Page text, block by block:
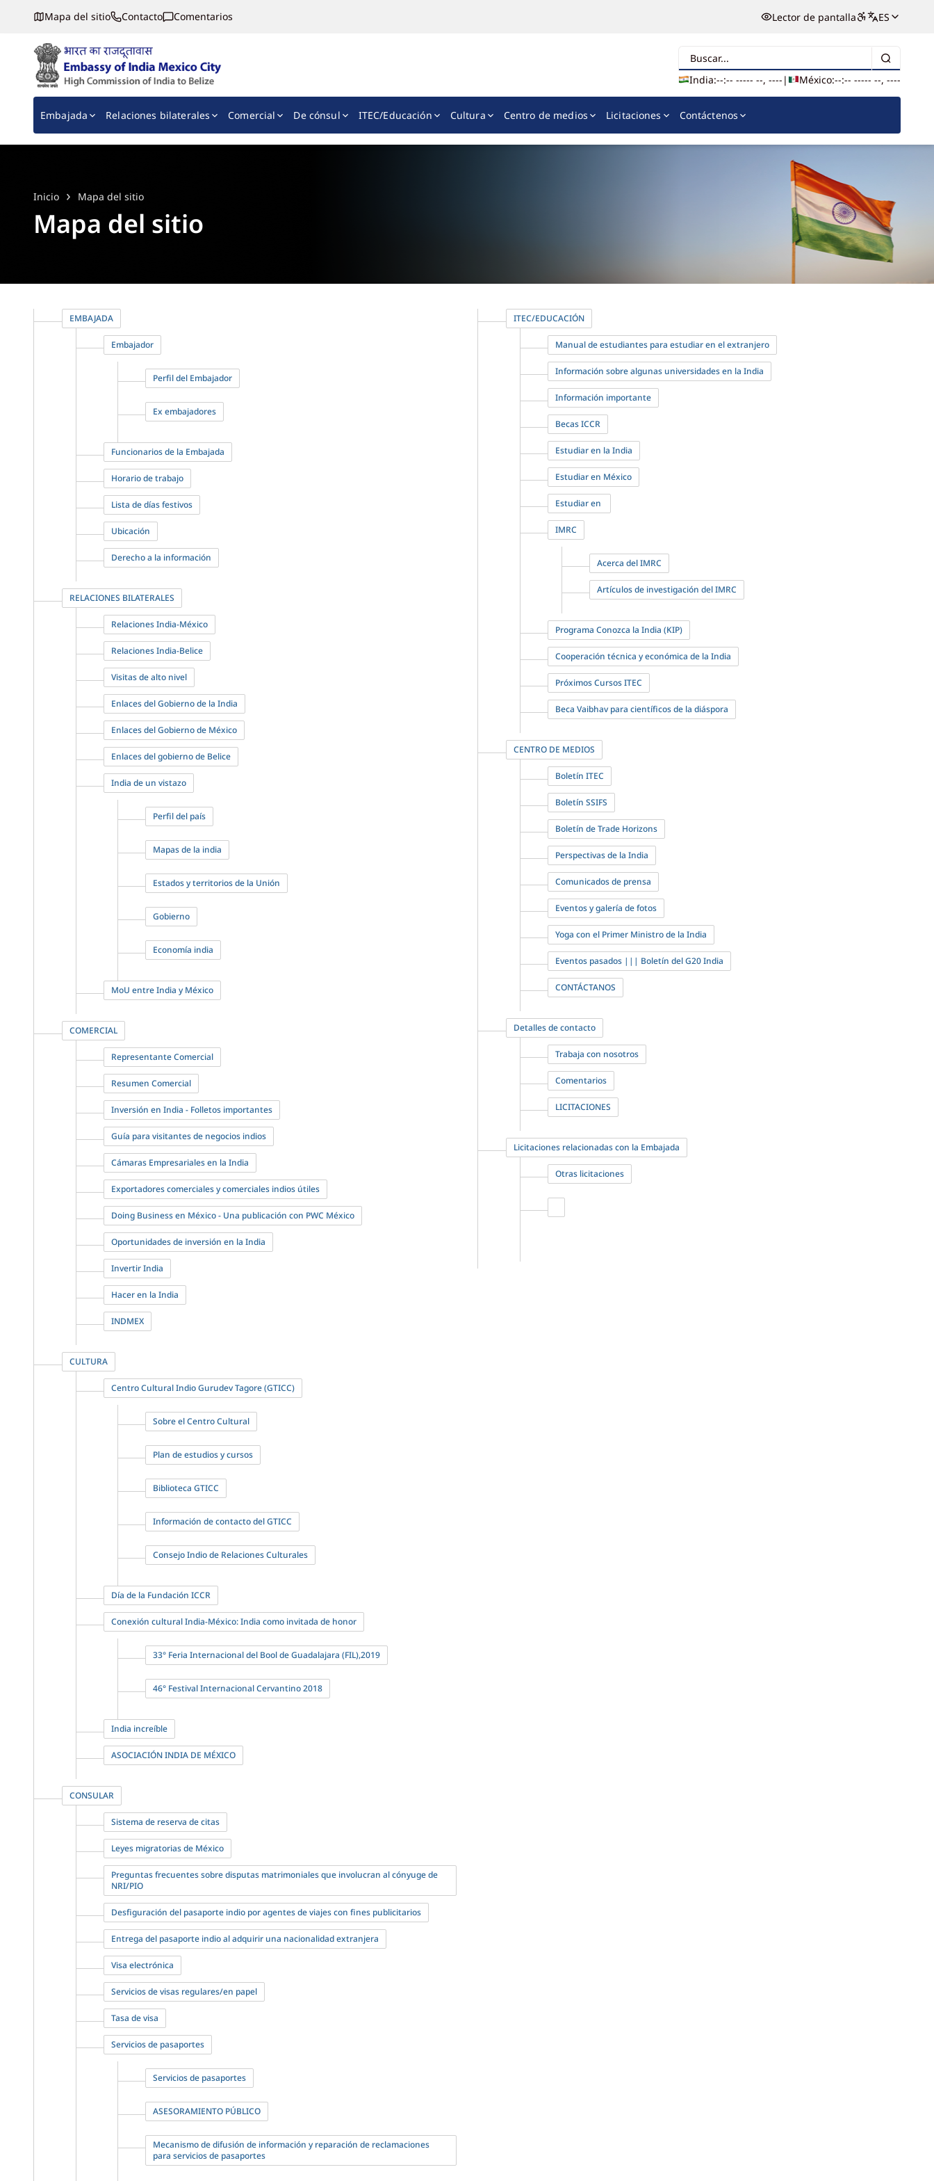
Mapa del sitio Contacto Comentarios Lector de pantalla ES
Embassy of India, Mexico
Buscar
India:--:-- ----- --, ---- | México:--:-- ----- --, ----
Main navigation
Embajada Relaciones bilaterales Comercial De cónsul ITEC/Educación Cultura Centro de medios Licitaciones Contáctenos
Inicio Mapa del sitio
Mapa del sitio
EMBAJADA
Embajador
Perfil del Embajador
Ex embajadores
Funcionarios de la Embajada
Horario de trabajo
Lista de días festivos
Ubicación
Derecho a la información
RELACIONES BILATERALES
Relaciones India-México
Relaciones India-Belice
Visitas de alto nivel
Enlaces del Gobierno de la India
Enlaces del Gobierno de México
Enlaces del gobierno de Belice
India de un vistazo
Perfil del país
Mapas de la india
Estados y territorios de la Unión
Gobierno
Economía india
MoU entre India y México
COMERCIAL
Representante Comercial
Resumen Comercial
Inversión en India - Folletos importantes
Guía para visitantes de negocios indios
Cámaras Empresariales en la India
Exportadores comerciales y comerciales indios útiles
Doing Business en México - Una publicación con PWC México
Oportunidades de inversión en la India
Invertir India
Hacer en la India
INDMEX
CULTURA
Centro Cultural Indio Gurudev Tagore (GTICC)
Sobre el Centro Cultural
Plan de estudios y cursos
Biblioteca GTICC
Información de contacto del GTICC
Consejo Indio de Relaciones Culturales
Día de la Fundación ICCR
Conexión cultural India-México: India como invitada de honor
33° Feria Internacional del Bool de Guadalajara (FIL),2019
46° Festival Internacional Cervantino 2018
India increíble
ASOCIACIÓN INDIA DE MÉXICO
CONSULAR
Sistema de reserva de citas
Leyes migratorias de México
Preguntas frecuentes sobre disputas matrimoniales que involucran al cónyuge de
NRI/PIO
Desfiguración del pasaporte indio por agentes de viajes con fines publicitarios
Entrega del pasaporte indio al adquirir una nacionalidad extranjera
Visa electrónica
Servicios de visas regulares/en papel
Tasa de visa
Servicios de pasaportes
Servicios de pasaportes
ASESORAMIENTO PÚBLICO
Mecanismo de difusión de información y reparación de reclamaciones
para servicios de pasaportes
ITEC/EDUCACIÓN
Manual de estudiantes para estudiar en el extranjero
Información sobre algunas universidades en la India
Información importante
Becas ICCR
Estudiar en la India
Estudiar en México
Estudiar en
IMRC
Acerca del IMRC
Artículos de investigación del IMRC
Programa Conozca la India (KIP)
Cooperación técnica y económica de la India
Próximos Cursos ITEC
Beca Vaibhav para científicos de la diáspora
CENTRO DE MEDIOS
Boletín ITEC
Boletín SSIFS
Boletín de Trade Horizons
Perspectivas de la India
Comunicados de prensa
Eventos y galería de fotos
Yoga con el Primer Ministro de la India
Eventos pasados ​​||| Boletín del G20 India
CONTÁCTANOS
Detalles de contacto
Trabaja con nosotros
Comentarios
LICITACIONES
Licitaciones relacionadas con la Embajada
Otras licitaciones